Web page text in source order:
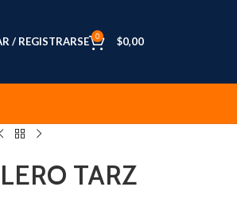
/ REGISTRARSE 0 $0,00
TARZ